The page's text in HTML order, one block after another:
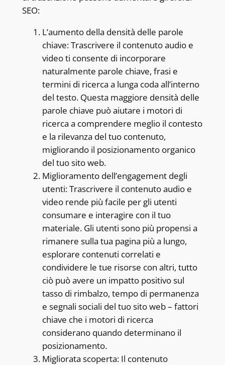
SEO:
L’aumento della densità delle parole
chiave: Trascrivere il contenuto audio e
video ti consente di incorporare
naturalmente parole chiave, frasi e
termini di ricerca a lunga coda all’interno
del testo. Questa maggiore densità delle
parole chiave può aiutare i motori di
ricerca a comprendere meglio il contesto
e la rilevanza del tuo contenuto,
migliorando il posizionamento organico
del tuo sito web.
Miglioramento dell’engagement degli
utenti: Trascrivere il contenuto audio e
video rende più facile per gli utenti
consumare e interagire con il tuo
materiale. Gli utenti sono più propensi a
rimanere sulla tua pagina più a lungo,
esplorare contenuti correlati e
condividere le tue risorse con altri, tutto
ciò può avere un impatto positivo sul
tasso di rimbalzo, tempo di permanenza
e segnali sociali del tuo sito web – fattori
chiave che i motori di ricerca
considerano quando determinano il
posizionamento.
Migliorata scoperta: Il contenuto